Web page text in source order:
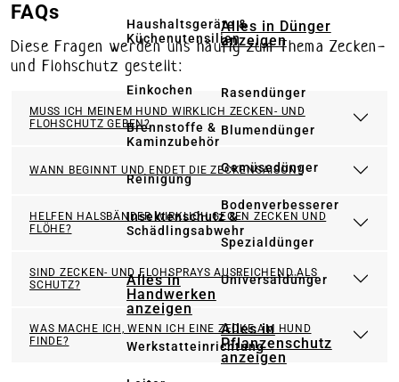
Haushaltsgeräte &
Küchenutensilien
Einkochen
Brennstoffe &
Kaminzubehör
Reinigung
Insektenschutz &
Schädlingsabwehr
Alles in
Handwerken
anzeigen
Werkstatteinrichtung
Alles in Dünger
anzeigen
Rasendünger
Blumendünger
Gemüsedünger
Bodenverbesserer
Spezialdünger
Universaldünger
Alles in
Pflanzenschutz
anzeigen
FAQs
Diese Fragen werden uns häufig zum Thema Zecken-
und Flohschutz gestellt:
MUSS ICH MEINEM HUND WIRKLICH ZECKEN- UND
FLOHSCHUTZ GEBEN?
WANN BEGINNT UND ENDET DIE ZECKENSAISON?
HELFEN HALSBÄNDER WIRKLICH GEGEN ZECKEN UND
FLÖHE?
SIND ZECKEN- UND FLOHSPRAYS AUSREICHEND ALS
SCHUTZ?
WAS MACHE ICH, WENN ICH EINE ZECKE AM HUND
FINDE?